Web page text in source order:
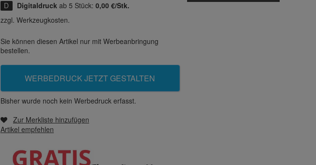
Digitaldruck ab 5 Stück: 0,00 €/Stk.
zzgl. Werkzeugkosten.
Sie können diesen Artikel nur mit Werbeanbringung
bestellen.
WERBEDRUCK JETZT GESTALTEN
Bisher wurde noch kein Werbedruck erfasst.
Zur Merkliste hinzufügen
Artikel empfehlen